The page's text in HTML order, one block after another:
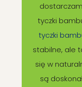
tyczki
tyczki
stabilne, ale
się w
są